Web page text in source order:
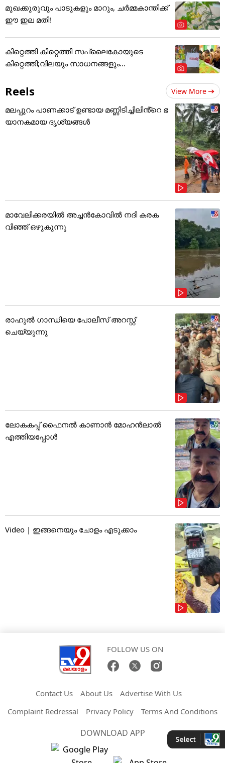
മുഖക്കുരുവും പാടുകളും മാറും, ചർമ്മകാന്തിക്ക്
ഈ ഇല മതി!
കിറ്റെത്തി കിറ്റെത്തി സപ്ലൈകോയുടെ
കിറ്റെത്തി;വിലയും സാധനങ്ങളും...
Reels View More
മലപ്പുറം പാണക്കാട് ഉണ്ടായ മണ്ണിടിച്ചിലിൻ്റെ ഭ
യാനകമായ ദൃശ്യങ്ങൾ
മാവേലിക്കരയിൽ അച്ചൻകോവിൽ നദി കരക
വിഞ്ഞ് ഒഴുകുന്നു
രാഹുൽ ഗാന്ധിയെ പോലീസ് അറസ്റ്റ്
ചെയ്യുന്നു
ലോകകപ്പ് ഫൈനൽ കാണാൻ മോഹൻലാൽ
എത്തിയപ്പോൾ
Video | ഇങ്ങനെയും ചോളം എടുക്കാം
FOLLOW US ON
Contact Us About Us
Advertise With Us
Complaint Redressal
Privacy Policy Terms And Conditions
DOWNLOAD APP